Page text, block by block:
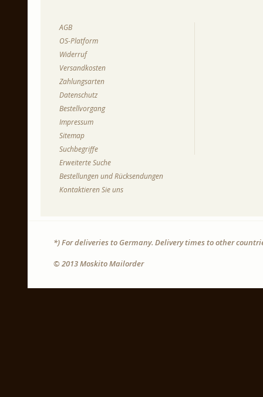
AGB
OS-Platform
Widerruf
Versandkosten
Zahlungsarten
Datenschutz
Bestellvorgang
Impressum
Sitemap
Suchbegriffe
Erweiterte Suche
Bestellungen und Rücksendungen
Kontaktieren Sie uns
*) For deliveries to Germany. Delivery times to other
© 2013 Moskito Mailorder